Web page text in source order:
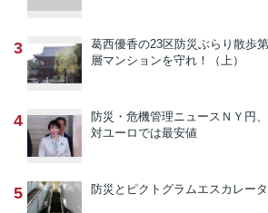
3 葛西優香の23区防災ぶらり散歩
層マンションを守れ！（上）
4 防災・危機管理ニュース ＮＹ円
対ユーロでは最安値
5 防災とピクトグラムエスカレー